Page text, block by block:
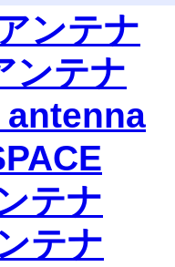
ンテナ
ンテナ
antenna
テナ
テナ